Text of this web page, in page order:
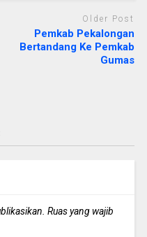
Older Post
Pemkab Pekalongan
Bertandang Ke Pemkab
Gumas
Ruas yang wajib